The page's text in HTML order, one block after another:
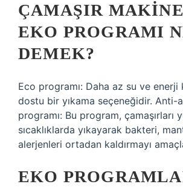
ÇAMAŞIR
EKO PROGRAMI
DEMEK?
Eco programı: Daha az su ve enerji
dostu bir yıkama seçeneğidir. Anti-
programı: Bu program, çamaşırları
sıcaklıklarda yıkayarak bakteri,
alerjenleri ortadan kaldırmayı
EKO